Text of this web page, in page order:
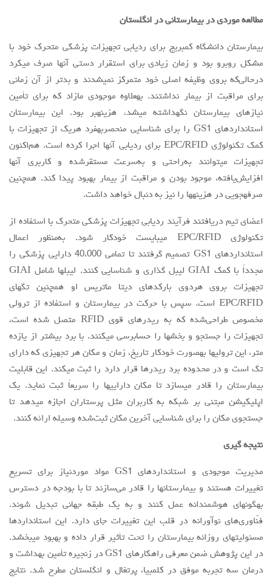
مطالعه موردی در بیمارستانی در انگلستان
بیمارستان دانشگاه کمبریج برای ردیابی تجهیزات پزشکی متحرک خود با
مشکل روبرو بود و زمان زیادی برای استقرار دستی آنها صرف میکرد
درحالی‌که بروی وظیفه اصلی خود متمرکز نمیشدند و بدتر از آن زمانی
برای مراقبت از بیمار نداشتند. بهعلاوه موجودی مازاد که برای تأمین
نیازهای بیمارستان نگهداشته میشد، هزینهبر بود. این بیمارستان
استانداردهای GS1 را برای شناسایی منحصربهفرد هریک از تجهیزات با
کمک تکنولوژی EPC/RFID برای ردیابی آنها اجرا کرده است. هم‌اکنون
تجهیزات میتوانند به‌راحتی و به‌سرعت مستقرشده و کاربری آنها
افزایش‌یافته، موجود بودن و مراقبت از بیمار بهبود پیدا کند. همچنین
صرفهجویی در هزینهها را نیز به دنبال خواهد داشت.
اعضای تیم دریافتند فرآیند ردیابی تجهیزات پزشکی متحرک با استفاده از
تکنولوژی EPC/RFID میبایست خودکار شود. به‌منظور اعمال
استانداردهای GS1 تصمیم گرفتند تا تمامی 40،000 دارایی پزشکی را
مجدداً با کمک GIAI لیبل گذاری و شناسایی کنند. لیبلها شامل GIAI
تجهیزات بروی هردوی بارکدهای دیتا ماتریس او همچنین تگهای
EPC/RFID است. سپس با حرکت در بیمارستان و استفاده از ترولی
مخصوص طراحی‌شده که به ریدرهای قوی RFID متصل شده است،
تجهیزات را جستجو و بخشها را حسابرسی میکنند. با برد بیشتر از یازده
متر، این ترولیها بهصورت خودکار تاریخ، زمان و مکان هر تجهیزی که دارای
تگ است و در محدوده برد ریدرها قرار دارد را ثبت میکند. این قابلیت
بیمارستان را قادر میسازد تا مکان داراییها را سریعاً ثبت نماید. یک
اپلیکیشن مبتنی بر شبکه به کاربران مثل پرستاران اجازه میدهد تا
جستجوی مکان را برای شناسایی آخرین مکان ثبت‌شده وسیله ارائه کنند.
نتیجه گیری
مدیریت موجودی و استانداردهای GS1 مواد موردنیاز برای تسریع
تغییرات هستند و بیمارستانها را قادر می‌سازند تا با بودجه در دسترس
بهگونهای هوشمندانه عمل کنند و به یک طبقه جهانی تبدیل شوند.
فنّاوری‌های نوآورانه در قلب این تغییرات جای دارد. این استانداردها
مسئولیتهای روزانه بیمارستان را تحت تأثیر قرار داده و بهبود میبخشد.
در این پژوهش ضمن معرفی راهکارهای GS1 در زنجیره تأمین بهداشت و
درمان سه تجربه موفق در کلمبیا، پرتغال و انگلستان مطرح شد. نتایج